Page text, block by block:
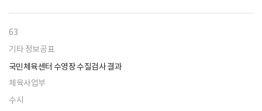
63
기타 정보공표
국민체육센터 수영장 수질검사 결과
체육사업부
수시